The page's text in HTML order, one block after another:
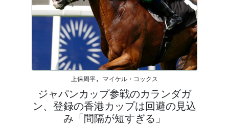
上保周平, マイケル・コックス
ジャパンカップ参戦のカランダガ
ン、登録の香港カップは回避の見込
み「間隔が短すぎる」